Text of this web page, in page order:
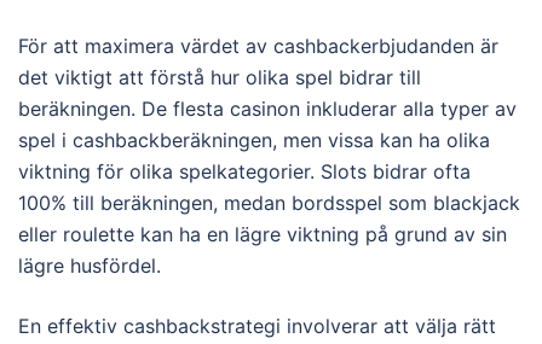
För att maximera värdet av cashbackerbjudanden är
det viktigt att förstå hur olika spel bidrar till
beräkningen. De flesta casinon inkluderar alla typer av
spel i cashbackberäkningen, men vissa kan ha olika
viktning för olika spelkategorier. Slots bidrar ofta
100% till beräkningen, medan bordsspel som blackjack
eller roulette kan ha en lägre viktning på grund av sin
lägre husfördel.
En effektiv cashbackstrategi involverar att välja rätt